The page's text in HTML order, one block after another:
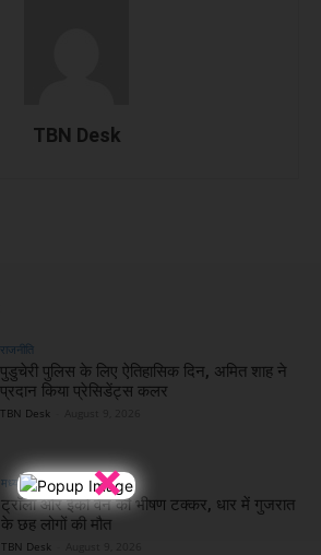
×
TBN Desk
राजनीति
पुडुचेरी पुलिस के लिए ऐतिहासिक दिन, अमित शाह ने
प्रदान किया प्रेसिडेंट्स कलर
TBN Desk
मध्य प्रदेश
ट्रॉला और ईको वैन की भीषण टक्कर, धार में गुजरात
के छह लोगों की मौत
TBN Desk